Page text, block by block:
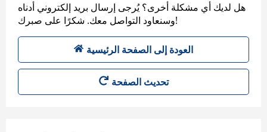
هل لديك أي مشكلة أخرى؟ يُرجى إرسال بريد إلكتروني أدناه
وسنعاود التواصل معك. شكرًا على صبرك!
العودة إلى الصفحة الرئيسية
تحديث الصفحة